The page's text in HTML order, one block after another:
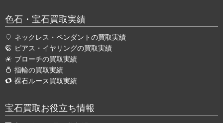
色石・宝石買取実績
ネックレス・ペンダントの買取実績
ピアス・イヤリングの買取実績
ブローチの買取実績
指輪の買取実績
裸石ルース買取実績
宝石買取お役立ち情報